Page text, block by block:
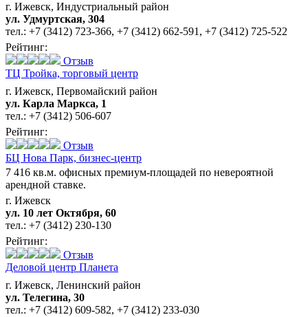
г. Ижевск, Индустриальный район
ул. Удмуртская, 304
тел.: +7 (3412) 723-366, +7 (3412) 662-591 , +7 (3412) 725-522
Рейтинг:
Отзыв
ТЦ Тройка, торговый центр
г. Ижевск, Первомайский район
ул. Карла Маркса, 1
тел.: +7 (3412) 506-607
Рейтинг:
Отзыв
БЦ Нова Парк, бизнес-центр
7 416 кв.м. офисных премиум-площадей по невероятной
арендной ставке.
г. Ижевск
ул. 10 лет Октября, 60
тел.: +7 (3412) 230-130
Рейтинг:
Отзыв
Деловой центр Планета
г. Ижевск, Ленинский район
ул. Телегина, 30
тел.: +7 (3412) 609-582, +7 (3412) 233-030